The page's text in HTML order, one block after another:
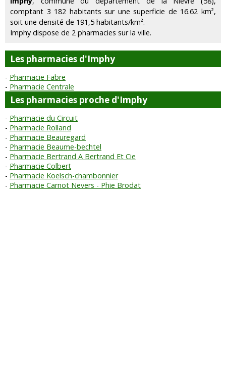
comptant 3 182 habitants sur une superficie de 16.62 km²,
soit une densité de 191,5 habitants/km².
Imphy dispose de 2 pharmacies sur la ville.
Les pharmacies d'Imphy
Pharmacie Fabre
Pharmacie Centrale
Les pharmacies proche d'Imphy
Pharmacie du Circuit
Pharmacie Rolland
Pharmacie Beauregard
Pharmacie Beaume-bechtel
Pharmacie Bertrand A Bertrand Et Cie
Pharmacie Colbert
Pharmacie Koelsch-chambonnier
Pharmacie Carnot Nevers - Phie Brodat